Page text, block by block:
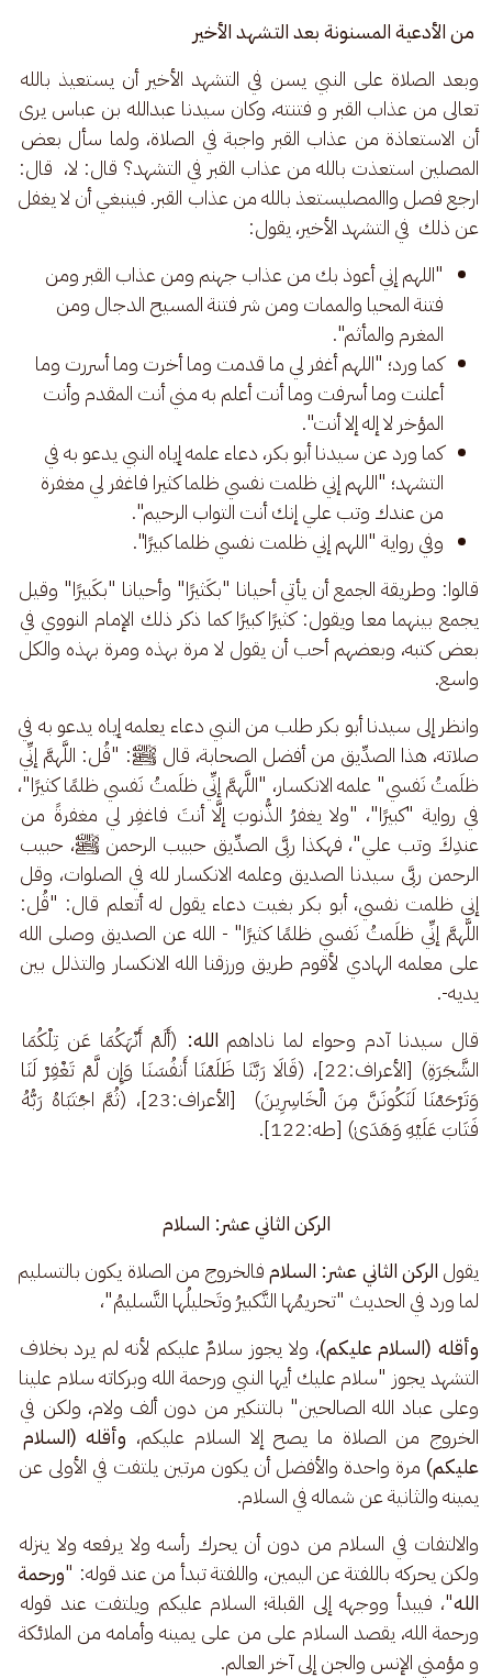
من الأدعية المسنونة بعد التشهد الأخير
وبعد الصلاة على النبي يسن في التشهد الأخير أن يستعيذ بالله
تعالى من عذاب القبر و فتنته، وكان سيدنا عبدالله بن عباس يرى
أن الاستعاذة من عذاب القبر واجبة في الصلاة، ولما سأل بعض
المصلين استعذت بالله من عذاب القبر في التشهد؟ قال: لا،  قال:
ارجع فصل واالمصليستعذ بالله من عذاب القبر. فينبغي أن لا يغفل
عن ذلك  في التشهد الأخير، يقول:
"اللهم إني أعوذ بك من عذاب جهنم ومن عذاب القبر ومن
فتنة المحيا والممات ومن شر فتنة المسيح الدجال ومن
المغرم والمأثم".
كما ورد؛ "اللهم أغفر لي ما قدمت وما أخرت وما أسررت وما
أعلنت وما أسرفت وما أنت أعلم به مني أنت المقدم وأنت
المؤخر لا إله إلا أنت".
كما ورد عن سيدنا أبو بكر، دعاء علمه إياه النبي يدعو به في
التشهد؛ "اللهم إني ظلمت نفسي ظلما كثيرا فاغفر لي مغفرة
من عندك وتب علي إنك أنت التواب الرحيم".
وفي رواية "اللهم إني ظلمت نفسي ظلما كبيرًا".
قالوا: وطريقة الجمع أن يأتي أحيانا "بكَثيرًا" وأحيانا "بكَبيرًا" وقيل
يجمع بينهما معا ويقول: كثيرًا كبيرًا كما ذكر ذلك الإمام النووي في
بعض كتبه، وبعضهم أحب أن يقول لا مرة بهذه ومرة بهذه والكل
واسع.
وانظر إلى سيدنا أبو بكر طلب من النبي دعاء يعلمه إياه يدعو به في
صلاته، هذا الصدِّيق من أفضل الصحابة، قال ﷺ: "قُل: اللَّهمَّ إنِّي
ظلَمتُ نَفسي" علمه الانكسار، "اللَّهمَّ إنِّي ظلَمتُ نَفسي ظلمًا كثيرًا"،
في رواية "كبيرًا"، "ولا يغفرُ الذُّنوبَ إلَّا أنتَ فاغفِر لي مغفرةً من
عندِكَ وتب علي"، فهكذا ربَّى الصدِّيق حبيب الرحمن ﷺ، حبيب
الرحمن ربَّى سيدنا الصديق وعلمه الانكسار لله في الصلوات، وقل
إني ظلمت نفسي، أبو بكر بغيت دعاء يقول له أتعلم قال: "قُل:
اللَّهمَّ إنِّي ظلَمتُ نَفسي ظلمًا كثيرًا" - الله عن الصديق وصلى الله
على معلمه الهادي لأقوم طريق ورزقنا الله الانكسار والتذلل بين
يديه-.
قال سيدنا آدم وحواء لما ناداهم الله: (أَلَمْ أَنْهَكُمَا عَن تِلْكُمَا
الشَّجَرَةِ) [الأعراف:22]، (قَالَا رَبَّنَا ظَلَمْنَا أَنفُسَنَا وَإِن لَّمْ تَغْفِرْ لَنَا
وَتَرْحَمْنَا لَنَكُونَنَّ مِنَ الْخَاسِرِينَ)  [الأعراف:23]، (ثُمَّ اجْتَبَاهُ رَبُّهُ
فَتَابَ عَلَيْهِ وَهَدَىٰ) [طه:122].
الركن الثاني عشر: السلام
يقول الركن الثاني عشر: السلام فالخروج من الصلاة يكون بالتسليم
لما ورد في الحديث "تحريمُها التَّكبيرُ وتَحليلُها التَّسليمُ"،
وأقله (السلام عليكم)، ولا يجوز سلامٌ عليكم لأنه لم يرد بخلاف
التشهد يجوز "سلام عليك أيها النبي ورحمة الله وبركاته سلام علينا
وعلى عباد الله الصالحين" بالتنكير من دون ألف ولام، ولكن في
الخروج من الصلاة ما يصح إلا السلام عليكم، وأقله (السلام
عليكم) مرة واحدة والأفضل أن يكون مرتين يلتفت في الأولى عن
يمينه والثانية عن شماله في السلام.
والالتفات في السلام من دون أن يحرك رأسه ولا يرفعه ولا ينزله
ولكن يحركه باللفتة عن اليمين، واللفتة تبدأ من عند قوله: "ورحمة
الله"، فيبدأ ووجهه إلى القبلة؛ السلام عليكم ويلتفت عند قوله
ورحمة الله، يقصد السلام على من على يمينه وأمامه من الملائكة
و مؤمني الإنس والجن إلى آخر العالم.